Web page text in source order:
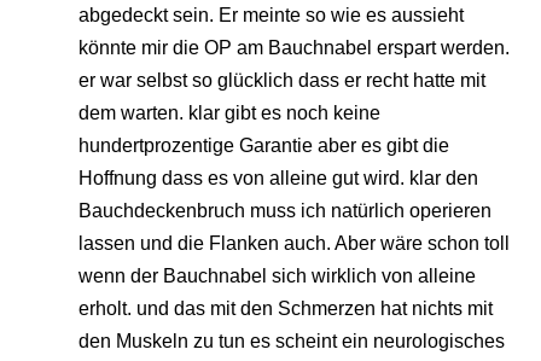
abgedeckt sein. Er meinte so wie es aussieht
könnte mir die OP am Bauchnabel erspart werden.
er war selbst so glücklich dass er recht hatte mit
dem warten. klar gibt es noch keine
hundertprozentige Garantie aber es gibt die
Hoffnung dass es von alleine gut wird. klar den
Bauchdeckenbruch muss ich natürlich operieren
lassen und die Flanken auch. Aber wäre schon toll
wenn der Bauchnabel sich wirklich von alleine
erholt. und das mit den Schmerzen hat nichts mit
den Muskeln zu tun es scheint ein neurologisches